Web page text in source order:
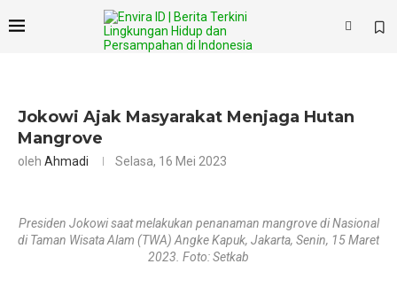
Jokowi Ajak Masyarakat Menjaga Hutan
Mangrove
oleh Ahmadi Selasa, 16 Mei 2023
Presiden Jokowi saat melakukan penanaman mangrove di Nasional
di Taman Wisata Alam (TWA) Angke Kapuk, Jakarta, Senin, 15 Maret
2023. Foto: Setkab